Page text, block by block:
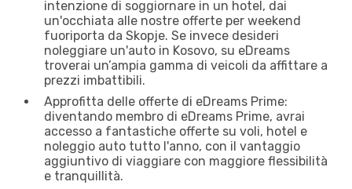
intenzione di soggiornare in un hotel, dai
un'occhiata alle nostre offerte per weekend
fuoriporta da Skopje. Se invece desideri
noleggiare un'auto in Kosovo, su eDreams
troverai un’ampia gamma di veicoli da affittare a
prezzi imbattibili.
Approfitta delle offerte di eDreams Prime:
diventando membro di eDreams Prime, avrai
accesso a fantastiche offerte su voli, hotel e
noleggio auto tutto l'anno, con il vantaggio
aggiuntivo di viaggiare con maggiore flessibilità
e tranquillità.